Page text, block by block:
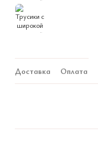
Доставка Оплата